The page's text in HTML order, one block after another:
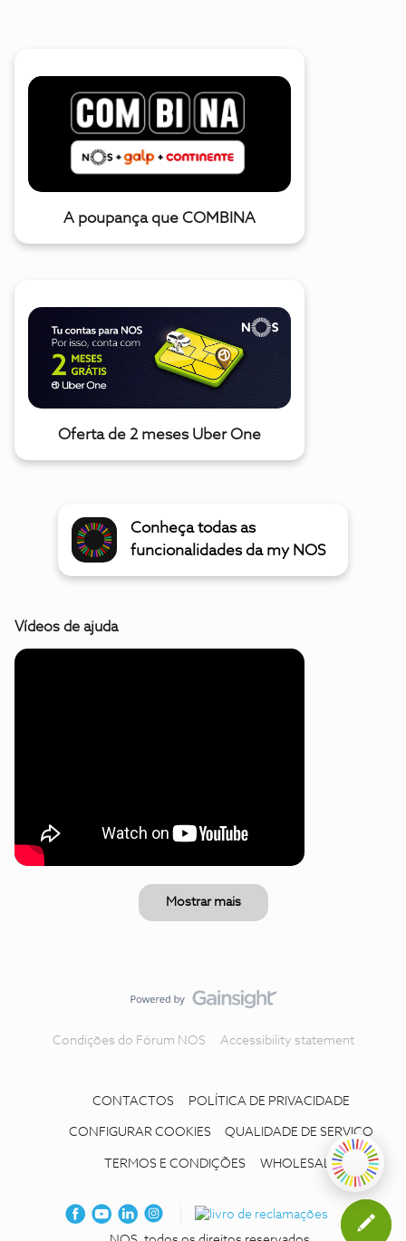
A poupança que COMBINA
Oferta de 2 meses Uber One
Conheça todas as
funcionalidades da my NOS
Vídeos de ajuda
Mostrar mais
Condições do Fórum NOS Accessibility statement
CONTACTOS POLÍTICA DE PRIVACIDADE
CONFIGURAR COOKIES QUALIDADE DE SERVIÇO
TERMOS E CONDIÇÕES WHOLESALE